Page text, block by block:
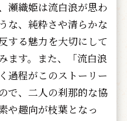
瀬織姫は流白浪が思わ
な、純粋さや清らかな
する魅力を大切にして
ます。また、「流白浪
過程がこのストーリー
で、二人の刹那的な協
や趣向が枝葉となっ